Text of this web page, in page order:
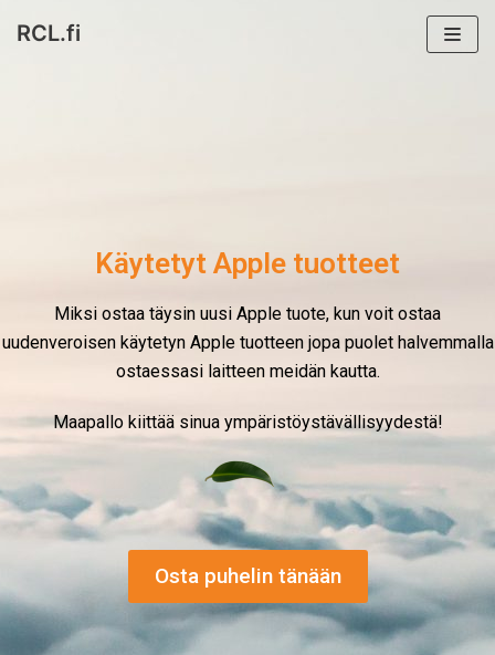
RCL.fi
Käytetyt Apple tuotteet
Miksi ostaa täysin uusi Apple tuote, kun voit ostaa
uudenveroisen käytetyn Apple tuotteen jopa puolet halvemmalla
ostaessasi laitteen meidän kautta.
Maapallo kiittää sinua ympäristöystävällisyydestä!
Osta puhelin tänään